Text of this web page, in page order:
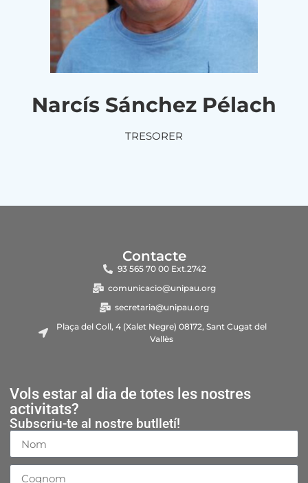
Narcís Sánchez Pélach
TRESORER
Contacte
93 565 70 00 Ext.2742
comunicacio@unipau.org
secretaria@unipau.org
Plaça del Coll, 4 (Xalet Negre) 08172, Sant Cugat del
Vallès
Vols estar al dia de totes les nostres
activitats?
Subscriu-te al nostre butlletí!